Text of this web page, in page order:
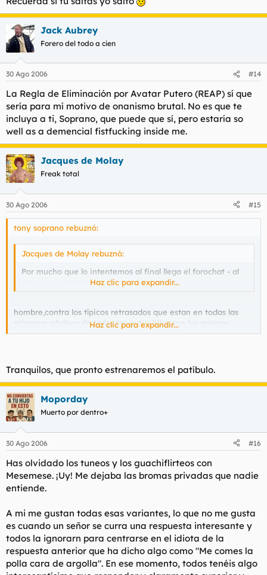
Jack Aubrey
Forero del todo a cien
30 Ago 2006 #14
La Regla de Eliminación por Avatar Putero (REAP) sí que
sería para mí motivo de onanismo brutal. No es que te
incluya a ti, Soprano, que puede que sí, pero estaría so
well as a demencial fistfucking inside me.
Jacques de Molay
Freak total
30 Ago 2006 #15
tony soprano rebuznó:
Jacques de Molay rebuznó:
Por mucho que lo intentemos al final llega el forochat - al
menos en el general.Haz clic para expandir...
hombre,contra los típicos retrasados que estan en todas las
primeras páginas de todos los putos hilos,con los mismos
comentarios de mierda de siempre, sí que podríais hacer
por dar faena y eso :D
Haz clic para expandir...
Tranquilos, que pronto estrenaremos el patíbulo.
Moporday
Muerto por dentro+
30 Ago 2006 #16
Has olvidado los tuneos y los guachiflirteos con
Mesemese. ¡Uy! Me dejaba las bromas privadas que nadie
entiende.
A mi me gustan todas esas variantes, lo que no me gusta
es cuando un señor se curra una respuesta interesante y
todos la ignorarn para centrarse en el idiota de la
respuesta anterior que ha dicho algo como "Me comes la
polla cara de argolla". En ese momento, todos tenéis algo